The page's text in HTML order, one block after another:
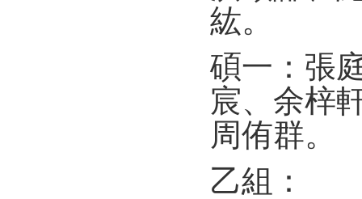
紘。
碩一：張
宸、余梓
周侑群。
乙組：